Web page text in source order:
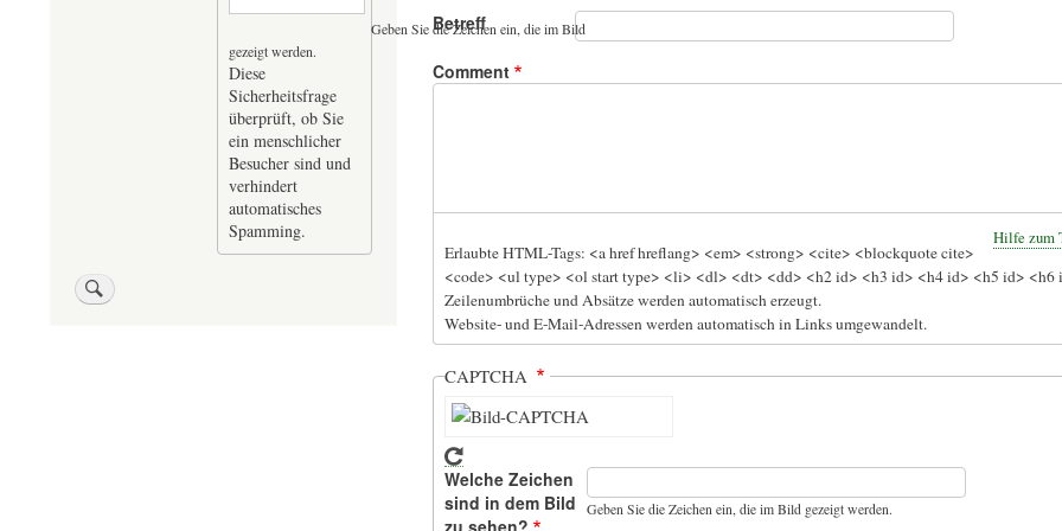
Betreff
Comment
Hilfe zum
Erlaubte HTML-Tags: <a href hreflang> <em> <strong> <cite> <blockquote cite>
<code> <ul type> <ol start type> <li> <dl> <dt> <dd> <h2 id> <h3 id> <h4 id> <h5 id> <h6
Zeilenumbrüche und Absätze werden automatisch erzeugt.
Website- und E-Mail-Adressen werden automatisch in Links umgewandelt.
CAPTCHA
Welche Zeichen
sind in dem Bild
zu sehen?
Geben Sie die Zeichen ein, die im Bild gezeigt werden.
Geben Sie die Zeichen ein, die im Bild
gezeigt werden.
Diese
Sicherheitsfrage
überprüft, ob Sie
ein menschlicher
Besucher sind und
verhindert
automatisches
Spamming.